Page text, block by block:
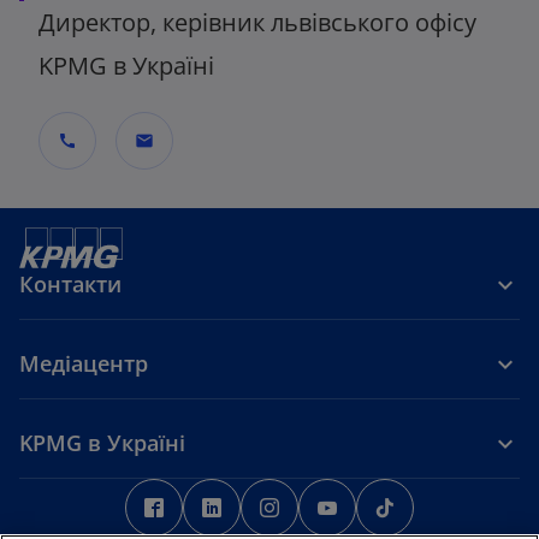
Директор, керівник львівського офісу
KPMG в Україні
call mail
Контакти
Медіацентр
KPMG в Україні
o
p
o
p
o
p
o
p
p